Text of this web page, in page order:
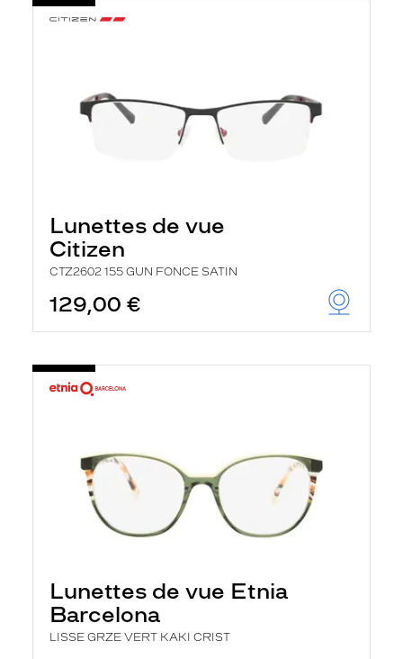
Lunettes de vue
Citizen
CTZ2602 155 GUN FONCE SATIN
129,00 €
Lunettes de vue Etnia
Barcelona
LISSE GRZE VERT KAKI CRIST